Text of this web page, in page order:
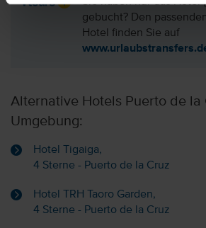
gebucht? Den
Hotel finden Sie auf
Alternative Hotels Puerto de la
Umgebung:
Hotel Tigaiga,
4 Sterne - Puerto de la Cruz
Hotel TRH Taoro Garden,
4 Sterne - Puerto de la Cruz